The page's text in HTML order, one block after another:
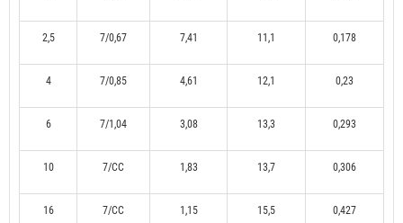
2,5 7/0,67 7,41 11,1 0,178
4 7/0,85 4,61 12,1 0,23
6 7/1,04 3,08 13,3 0,293
10 7/CC 1,83 13,7 0,306
16 7/CC 1,15 15,5 0,427